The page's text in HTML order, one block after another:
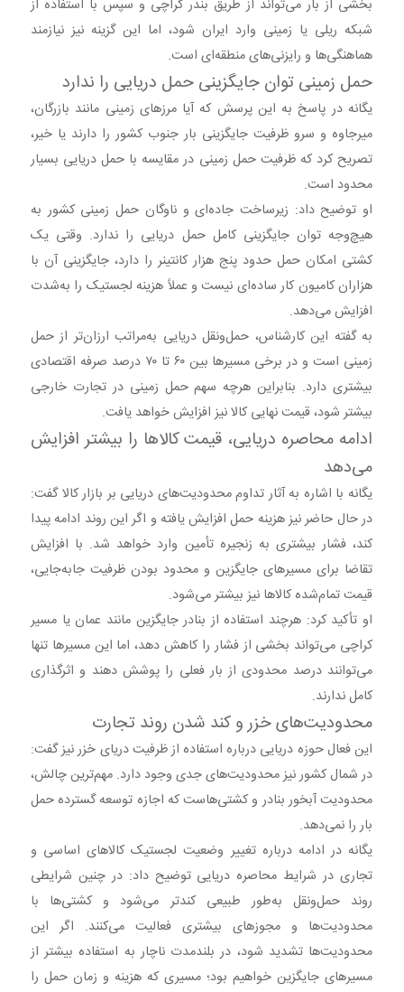
بخشی از بار می‌تواند از طریق بندر کراچی و سپس با استفاده از
شبکه ریلی یا زمینی وارد ایران شود، اما این گزینه نیز نیازمند
هماهنگی‌ها و رایزنی‌های منطقه‌ای است.
حمل زمینی توان جایگزینی حمل دریایی را ندارد
یگانه در پاسخ به این پرسش که آیا مرزهای زمینی مانند بازرگان،
میرجاوه و سرو ظرفیت جایگزینی بار جنوب کشور را دارند یا خیر،
تصریح کرد که ظرفیت حمل زمینی در مقایسه با حمل دریایی بسیار
محدود است.
او توضیح داد: زیرساخت جاده‌ای و ناوگان حمل زمینی کشور به
هیچ‌وجه توان جایگزینی کامل حمل دریایی را ندارد. وقتی یک
کشتی امکان حمل حدود پنج هزار کانتینر را دارد، جایگزینی آن با
هزاران کامیون کار ساده‌ای نیست و عملاً هزینه لجستیک را به‌شدت
افزایش می‌دهد.
به گفته این کارشناس، حمل‌ونقل دریایی به‌مراتب ارزان‌تر از حمل
زمینی است و در برخی مسیرها بین ۶۰ تا ۷۰ درصد صرفه اقتصادی
بیشتری دارد. بنابراین هرچه سهم حمل زمینی در تجارت خارجی
بیشتر شود، قیمت نهایی کالا نیز افزایش خواهد یافت.
ادامه محاصره دریایی، قیمت کالاها را بیشتر افزایش
می‌دهد
یگانه با اشاره به آثار تداوم محدودیت‌های دریایی بر بازار کالا گفت:
در حال حاضر نیز هزینه حمل افزایش یافته و اگر این روند ادامه پیدا
کند، فشار بیشتری به زنجیره تأمین وارد خواهد شد. با افزایش
تقاضا برای مسیرهای جایگزین و محدود بودن ظرفیت جابه‌جایی،
قیمت تمام‌شده کالاها نیز بیشتر می‌شود.
او تأکید کرد: هرچند استفاده از بنادر جایگزین مانند عمان یا مسیر
کراچی می‌تواند بخشی از فشار را کاهش دهد، اما این مسیرها تنها
می‌توانند درصد محدودی از بار فعلی را پوشش دهند و اثرگذاری
کامل ندارند.
محدودیت‌های خزر و کند شدن روند تجارت
این فعال حوزه دریایی درباره استفاده از ظرفیت دریای خزر نیز گفت:
در شمال کشور نیز محدودیت‌های جدی وجود دارد. مهم‌ترین چالش،
محدودیت آبخور بنادر و کشتی‌هاست که اجازه توسعه گسترده حمل
بار را نمی‌دهد.
یگانه در ادامه درباره تغییر وضعیت لجستیک کالاهای اساسی و
تجاری در شرایط محاصره دریایی توضیح داد: در چنین شرایطی
روند حمل‌ونقل به‌طور طبیعی کندتر می‌شود و کشتی‌ها با
محدودیت‌ها و مجوزهای بیشتری فعالیت می‌کنند. اگر این
محدودیت‌ها تشدید شود، در بلندمدت ناچار به استفاده بیشتر از
مسیرهای جایگزین خواهیم بود؛ مسیری که هزینه و زمان حمل را